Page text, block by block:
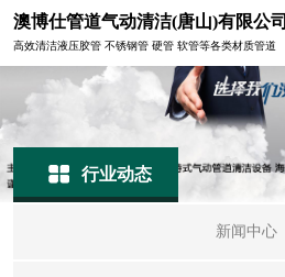
澳博仕管道气动清洁(唐山)有限公司
高效清洁液压胶管 不锈钢管 硬管 软管等各类材质管道
行业动态
新闻中心